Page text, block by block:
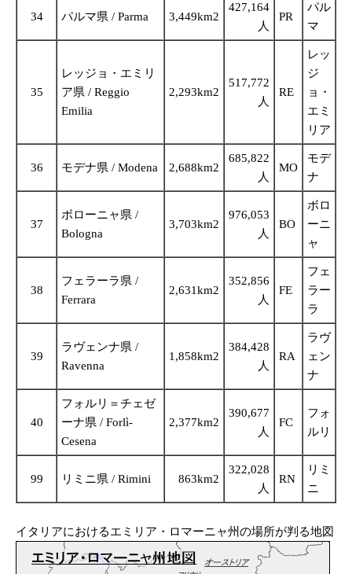
34 パルマ県 / Parma 3,449km2
427,164
人
PR
パル
マ
35
レッジョ・エミリ
ア県 / Reggio
Emilia
2,293km2
517,772
人
RE
レッ
ジ
ョ・
エミ
リア
36 モデナ県 / Modena 2,688km2
685,822
人
MO
モデ
ナ
37
ボローニャ県 /
Bologna
3,703km2
976,053
人
BO
ボロ
ーニ
ャ
38
フェラーラ県 /
Ferrara
2,631km2
352,856
人
FE
フェ
ラー
ラ
39
ラヴェンナ県 /
Ravenna
1,858km2
384,428
人
RA
ラヴ
ェン
ナ
40
フォルリ＝チェゼ
ーナ県 / Forlì-
Cesena
2,377km2
390,677
人
FC
フォ
ルリ
99 リミニ県 / Rimini 863km2
322,028
人
RN
リミ
ニ
イタリアにおけるエミリア・ロマーニャ州の場所が判る地図